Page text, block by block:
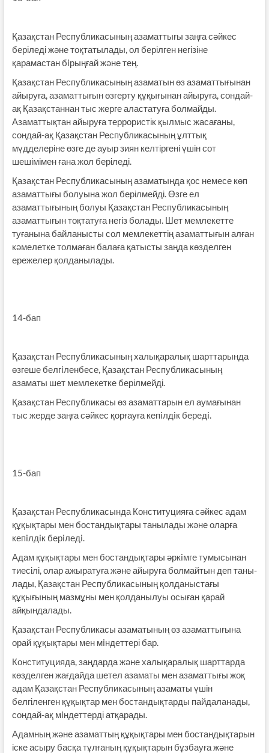
Қазақстан Республикасының азаматтығы заңға сәйкес
беріледі және тоқтатылады, ол берілген негізіне
қарамастан бiрыңғай және тең.
Қазақстан Республикасының азаматын өз азаматтығынан
айыруға, азаматтығын өзгерту құқығынан айыруға, сондай-
ақ Қазақстаннан тыс жерге аластатуға болмайды.
Азаматтықтан айыруға террористік қылмыс жасағаны,
сондай-ақ Қазақстан Республикасының ұлттық
мүдделеріне өзге де ауыр зиян келтіргені үшін сот
шешімімен ғана жол беріледі.
Қазақстан Республикасының азаматында қос немесе көп
азаматтығы болуына жол берілмейді. Өзге ел
азаматтығының болуы Қазақстан Республикасының
азаматтығын тоқтатуға негіз болады. Шет мемлекетте
туғанына байланысты сол мемлекеттің азаматтығын алған
кәмелетке толмаған балаға қатысты заңда көзделген
ережелер қолданылады.
14-бап
Қазақстан Республикасының халықаралық шарттарында
өзгеше белгiленбесе, Қазақстан Республикасының
азаматы шет мемлекетке берілмейді.
Қазақстан Республикасы өз азаматтарын ел аумағынан
тыс жерде заңға сәйкес қорғауға кепiлдiк бередi.
15-бап
Қазақстан Республикасында Конституцияға сәйкес адам
құқықтары мен бостандықтары танылады және оларға
кепiлдiк берiледi.
Адам құқықтары мен бостандықтары әркiмге тумысынан
тиесілі, олар ажыратуға және айыруға болмайтын деп таны­
лады, Қазақстан Республикасының қолданыстағы
құқығының мазмұны мен қолданылуы осыған қарай
айқындалады.
Қазақстан Республикасы азаматының өз азаматтығына
орай құқықтары мен мiндеттері бар.
Конституцияда, заңдарда және халықаралық шарттарда
көзделген жағдайда шетел азаматы мен азаматтығы жоқ
адам Қазақстан Республикасының азаматы үшін
белгіленген құқықтар мен бостандықтарды пайдаланады,
сондай-ақ мiндеттерді атқарады.
Адамның және азаматтың құқықтары мен бостан­дықтарын
іске асыру басқа тұлғаның құқықтарын бұзбауға және